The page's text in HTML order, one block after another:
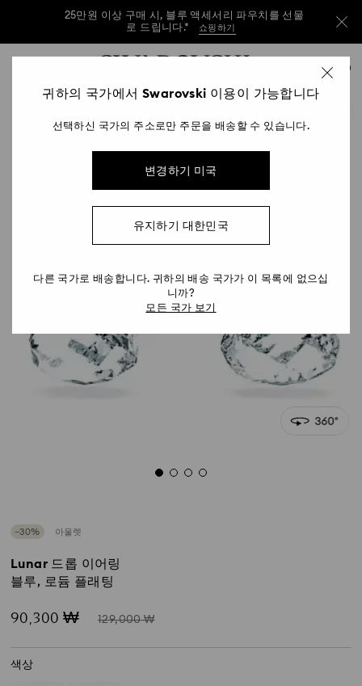
25만원 이상 구매 시, 블루 액세서리 파우치를 선물
로 드립니다.*
쇼핑하기
25만원 이상 구매 시, 블루 액세서리 파우치를 선물
25만원 이상 구매 시, 블루 액세서리 파우치를 선물
0 - Header
−30% 아울렛
Lunar 드롭 이어링
블루, 로듐 플래팅
Now
90,300 ₩
Instead
129,000 ₩
색상
귀하의 국가에서 Swarovski 이용이 가능합니다
선택하신 국가의 주소로만 주문을 배송할 수 있습니다.
변경하기 미국
유지하기 대한민국
다른 국가로 배송합니다. 귀하의 배송 국가가 이 목록에 없으십
니까?
모든 국가 보기